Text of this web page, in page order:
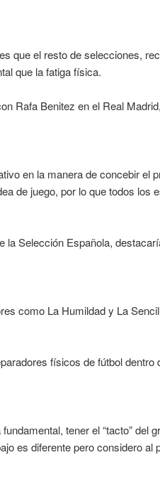
que el resto de selecciones,
que la fatiga física.
Rafa Benitez en el Real
en la manera de concebir el
de juego, por lo que todos
la Selección Española,
como La Humildad y La
físicos de fútbol dentro
tener el “tacto”
es diferente pero considero